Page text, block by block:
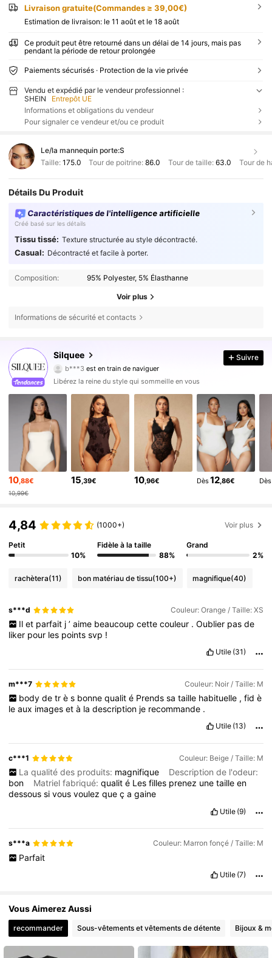
Livraison gratuite(Commandes ≥ 39,00€)
Estimation de livraison: le 11 août et le 18 août
Ce produit peut être retourné dans un délai de 14 jours, mais pas
pendant la période de retour prolongée
Paiements sécurisés · Protection de la vie privée
Vendu et expédié par le vendeur professionnel :
SHEIN
Entrepôt UE
Informations et obligations du vendeur
Pour signaler ce vendeur et/ou ce produit
Le/la mannequin porte:S
Taille: 175.0 Tour de poitrine:86.0 Tour de taille: 63.0 Tour de
Détails Du Produit
Caractéristiques de l'intelligence artificielle
Créé basé sur les détails
Tissu tissé: Texture structurée au style décontracté.
Casual: Décontracté et facile à porter.
Composition: 95% Polyester, 5% Élasthanne
Voir plus
Informations de sécurité et contacts
Silquee
b***3 est en train de naviguer
4,81
762K Suiveurs
762K Suiveurs
762K Suiveurs
762K Suiveurs
4,81 762K Suiveurs
762K Suiveurs
4,81 762K Suiveurs
4,81 762K Suiveurs
Suivre
Libérez la reine du style qui sommeille en vous
10,88€
10,99€
15,39€ 10,96€ Dès12,86€ Dès
4,84 (1000+) Voir plus
Petit
10%
Fidèle à la taille
88%
Grand
2%
rachètera(11) bon matériau de tissu(100+) magnifique(40)
s***d Couleur: Orange / Taille: XS
Il et parfait j ’ aime beaucoup cette couleur . Oublier pas de
liker pour les pointssvp !
Utile (31)
m***7 Couleur: Noir / Taille: M
body de tr è s bonne qualit é Prends sa taille habituelle , fid è
leaux imagesetà ladescription je recommande .
Utile (13)
c***1 Couleur: Beige / Taille: M
La qualité des produits: magnifique
Description de l'odeur:
bon
Matriel fabriqué:qualité Lesfilles prenez unetailleen
dessoussivousvoulezqueçagaine
Utile (9)
s***a Couleur: Marron fonçé / Taille: M
Parfait
Utile (7)
Vous Aimerez Aussi
recommander Sous-vêtements et vêtements de détente Bijoux &